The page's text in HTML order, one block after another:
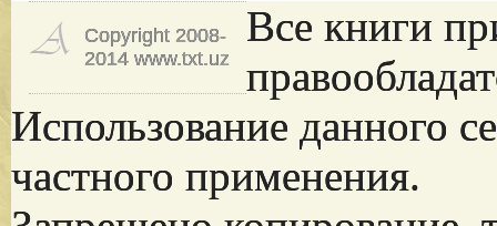
Copyright 2008-
2014 www.txt.uz
Все книги
Использование данного
частного применения.